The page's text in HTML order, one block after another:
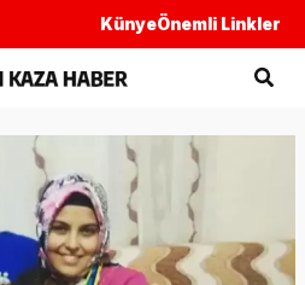
KünyeÖnemli Linkler